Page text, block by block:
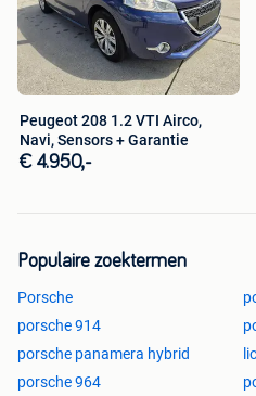
Peugeot 208 1.2 VTI Airco,
Navi, Sensors + Garantie
€ 4.950,-
Populaire zoektermen
Porsche
porsche 914
porsche panamera hybrid
porsche 964